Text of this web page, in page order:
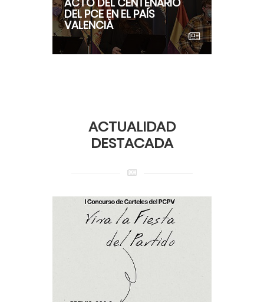
DEL PCE EN EL PAÍS
VALENCIÀ
ACTUALIDAD
DESTACADA